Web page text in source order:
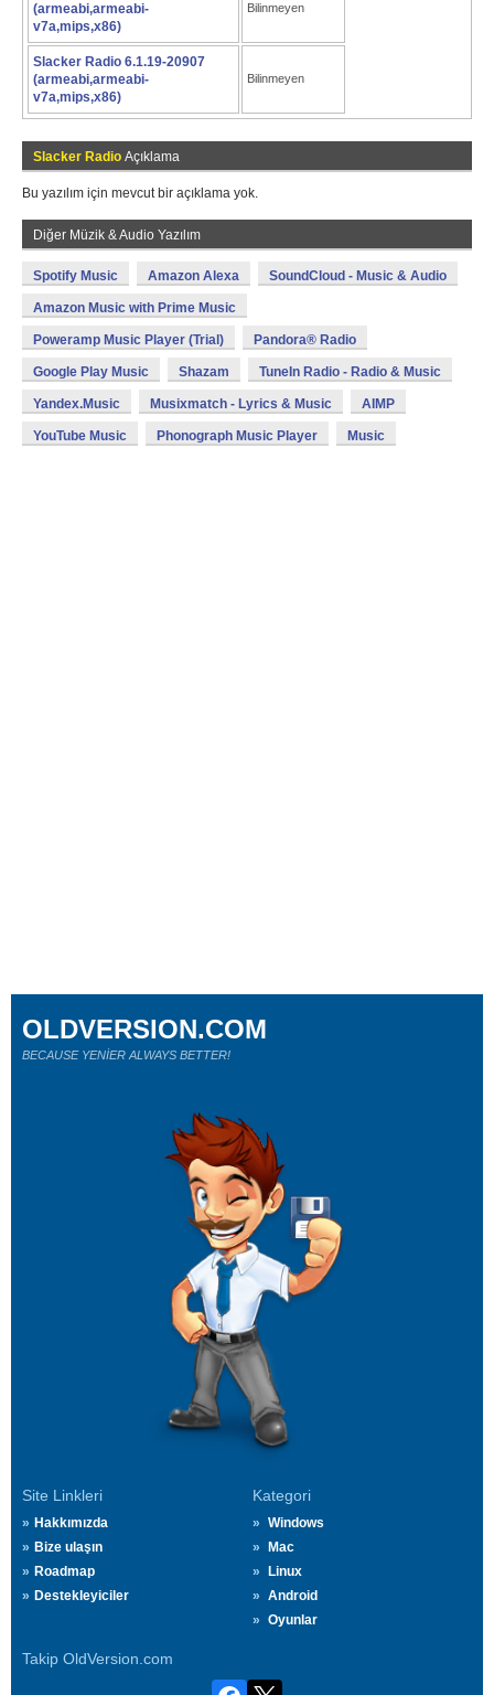
(armeabi,armeabi-
v7a,mips,x86)
Bilinmeyen
Slacker Radio 6.1.19-20907
(armeabi,armeabi-
v7a,mips,x86)
Bilinmeyen
Slacker Radio Açıklama
Bu yazılım için mevcut bir açıklama yok.
Diğer Müzik & Audio Yazılım
Spotify Music Amazon Alexa SoundCloud - Music & Audio
Amazon Music with Prime Music
Poweramp Music Player (Trial) Pandora® Radio
Google Play Music Shazam TuneIn Radio - Radio & Music
Yandex.Music Musixmatch - Lyrics & Music AIMP
YouTube Music Phonograph Music Player Music
Site Linkleri
Hakkımızda
Bize ulaşın
Roadmap
Destekleyiciler
Kategori
Windows
Mac
Linux
Android
Oyunlar
Takip OldVersion.com
OLDVERSION.COM
BECAUSE YENİER ALWAYS BETTER!